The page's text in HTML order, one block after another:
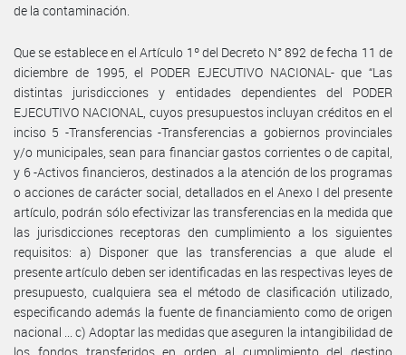
de la contaminación.
Que se establece en el Artículo 1º del Decreto N° 892 de fecha 11 de
diciembre de 1995, el PODER EJECUTIVO NACIONAL- que “Las
distintas jurisdicciones y entidades dependientes del PODER
EJECUTIVO NACIONAL, cuyos presupuestos incluyan créditos en el
inciso 5 -Transferencias -Transferencias a gobiernos provinciales
y/o municipales, sean para financiar gastos corrientes o de capital,
y 6 -Activos financieros, destinados a la atención de los programas
o acciones de carácter social, detallados en el Anexo I del presente
artículo, podrán sólo efectivizar las transferencias en la medida que
las jurisdicciones receptoras den cumplimiento a los siguientes
requisitos: a) Disponer que las transferencias a que alude el
presente artículo deben ser identificadas en las respectivas leyes de
presupuesto, cualquiera sea el método de clasificación utilizado,
especificando además la fuente de financiamiento como de origen
nacional ... c) Adoptar las medidas que aseguren la intangibilidad de
los fondos transferidos en orden al cumplimiento del destino